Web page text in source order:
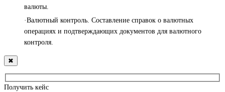
валюты.
·Валютный контроль. Составление справок о валютных
операциях и подтверждающих документов для валютного
контроля.
✖
Получить кейс